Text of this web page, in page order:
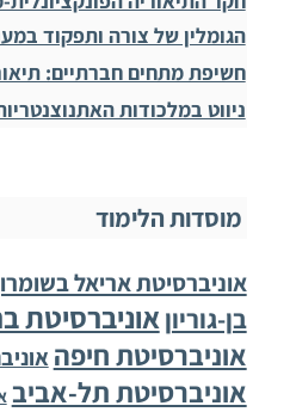
הגומלין של צורה ותפקוד
חשיפת מתחים חברתיים:
ניווט במלכודות
מוסדות הלימוד
אוניברסיטת אריאל
בן-גוריוןאוניברסיטת
אוניברסיטת חיפה
אוניברסיטת תל-אביב